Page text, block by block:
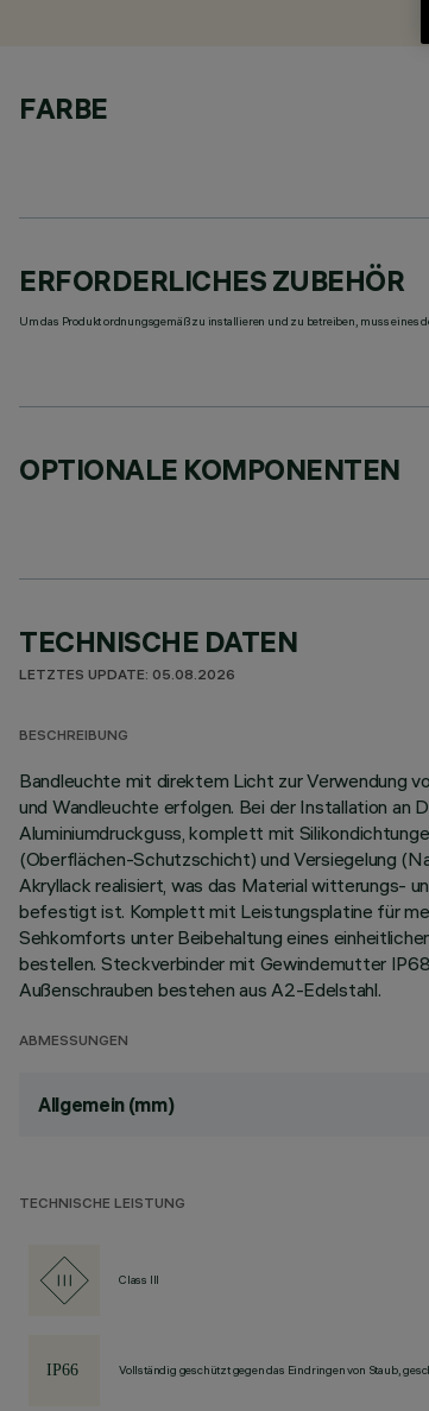
FARBE
ERFORDERLICHES ZUBEHÖR
Um das Produkt ordnungsgemäß zu installieren und zu betreiben, muss eines
OPTIONALE KOMPONENTEN
TECHNISCHE DATEN
LETZTES UPDATE: 05.08.2026
BESCHREIBUNG
Bandleuchte mit direktem Licht zur Verwendung
und Wandleuchte erfolgen. Bei der Installation an
Aluminiumdruckguss, komplett mit
(Oberflächen-Schutzschicht) und Versiegelung
Akryllack realisiert, was das Material witterungs-
befestigt ist. Komplett mit Leistungsplatine für
Sehkomforts unter Beibehaltung eines
bestellen. Steckverbinder mit Gewindemutter
Außenschrauben bestehen aus A2-Edelstahl.
ABMESSUNGEN
Allgemein (mm)
TECHNISCHE LEISTUNG
Class III
Vollständig geschützt gegen das Eindringen von Staub,